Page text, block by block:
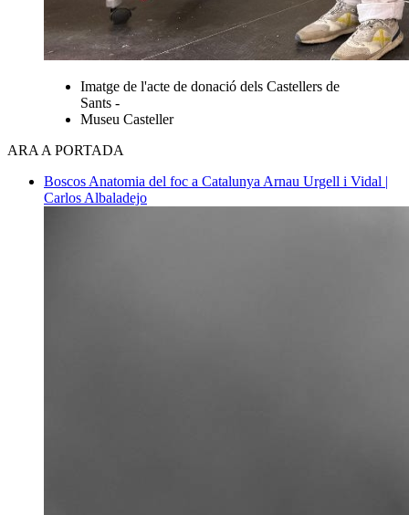
Imatge de l'acte de donació dels Castellers de
Sants -
Museu Casteller
ARA A PORTADA
Boscos Anatomia del foc a Catalunya Arnau Urgell i Vidal |
Carlos Albaladejo